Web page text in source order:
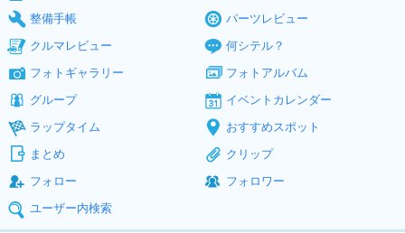
整備手帳
パーツレビュー
クルマレビュー
何シテル？
フォトギャラリー
フォトアルバム
グループ
イベントカレンダー
ラップタイム
おすすめスポット
まとめ
クリップ
フォロー
フォロワー
ユーザー内検索